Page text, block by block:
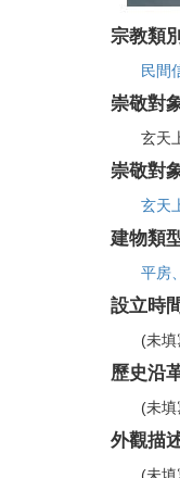
宗教類
民間
崇敬對
玄天
崇敬對
玄天
建物類
平房
設立時
(未填
歷史沿
(未填
外觀描